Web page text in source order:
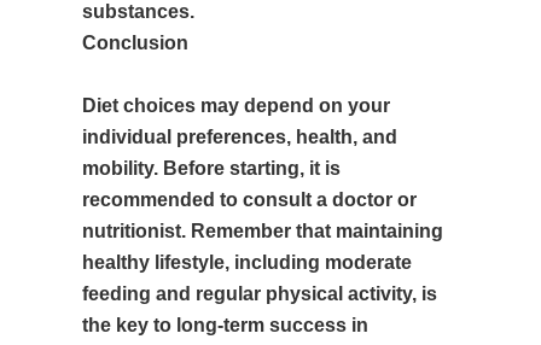
substances.
Conclusion
Diet choices may depend on your
individual preferences, health, and
mobility. Before starting, it is
recommended to consult a doctor or
nutritionist. Remember that maintaining
healthy lifestyle, including moderate
feeding and regular physical activity, is
the key to long-term success in